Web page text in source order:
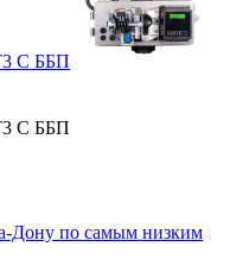
С ББП
С ББП